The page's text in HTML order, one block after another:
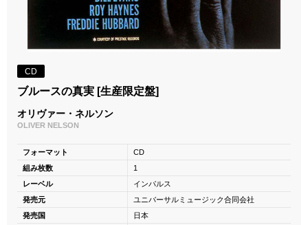
CD
ブルースの真実 [生産限定盤]
オリヴァー・ネルソン
OLIVER NELSON
フォーマット
CD
組み枚数
1
レーベル
インパルス
発売元
ユニバーサルミュージック合同会社
発売国
日本